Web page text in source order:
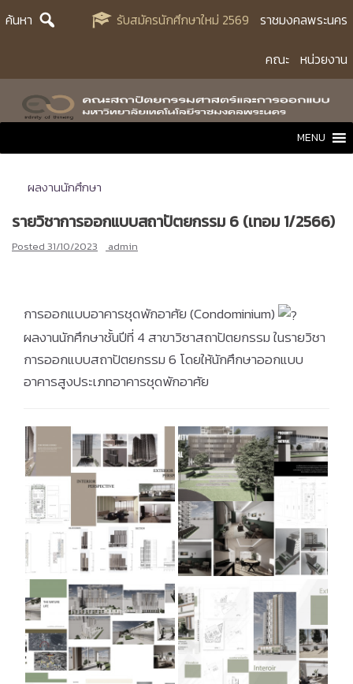
Skipค้นหา รับสมัครนักศึกษาใหม่ 2569 ราชมงคลพระนคร
คณะ หน่วยงาน
MENU
ผลงานนักศึกษา
รายวิชาการออกแบบสถาปัตยกรรม 6 (เทอม 1/2566)
Posted 31/10/2023 admin
การออกแบบอาคารชุดพักอาศัย (Condominium)
ผลงานนักศึกษาชั้นปีที่ 4 สาขาวิชาสถาปัตยกรรม ในรายวิชา
การออกแบบสถาปัตยกรรม 6 โดยให้นักศึกษาออกแบบ
อาคารสูงประเภทอาคารชุดพักอาศัย